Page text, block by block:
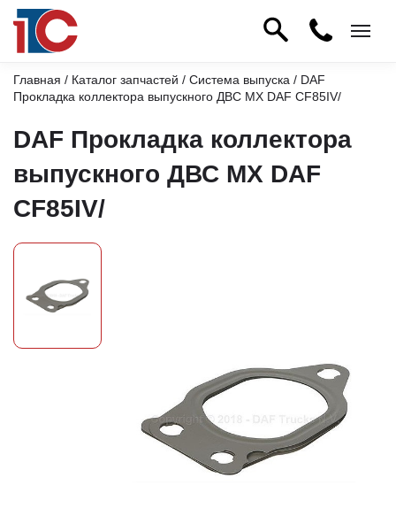
Главная / Каталог запчастей / Система выпуска / DAF
Прокладка коллектора выпускного ДВС MX DAF CF85IV/
DAF Прокладка коллектора
выпускного ДВС MX DAF
CF85IV/